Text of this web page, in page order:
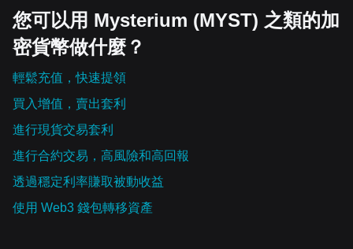
您可以用 Mysterium (MYST) 之類的加
密貨幣做什麼？
輕鬆充值，快速提領
買入增值，賣出套利
進行現貨交易套利
進行合約交易，高風險和高回報
透過穩定利率賺取被動收益
使用 Web3 錢包轉移資產